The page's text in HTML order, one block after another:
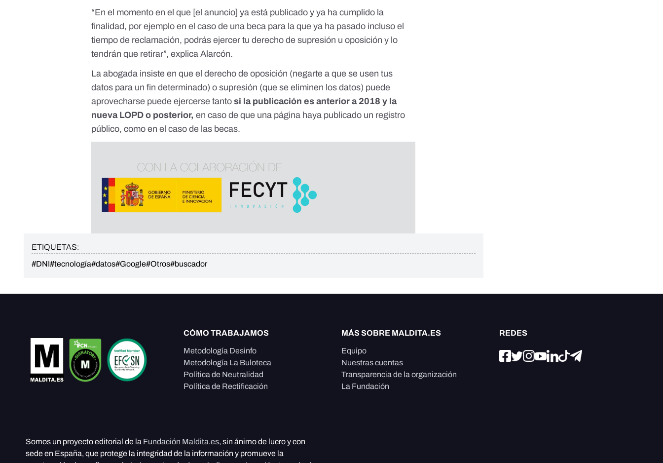
“En el momento en el que [el anuncio] ya está publicado y ya ha cumplido la
finalidad, por ejemplo en el caso de una beca para la que ya ha pasado incluso el
tiempo de reclamación, podrás ejercer tuderecho de supresión uoposición y lo
tendrán que retirar”, explica Alarcón.
La abogada insiste en que el derecho de oposición (negarte a que se usen tus
datos para un fin determinado) o supresión (que se eliminen los datos) puede
aprovecharse puede ejercerse tantosi la publicación es anterior a 2018 y la
nueva LOPD o posterior, en caso de que una página haya publicado un registro
público, como en el caso de las becas.
ETIQUETAS:
#DNI#tecnología#datos#Google#Otros#buscador
CÓMO TRABAJAMOS
Metodología Desinfo
Metodología La Buloteca
Política de Neutralidad
Política de Rectificación
MÁS SOBRE MALDITA.ES
Equipo
Nuestras cuentas
Transparencia de la organización
La Fundación
REDES
Somos un proyecto editorial de la Fundación Maldita.es, sin ánimo de lucro y con
sede en España, que protege la integridad de la información y promueve la